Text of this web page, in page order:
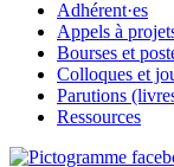
Adhérent·es
Appels à
Bourses et
Colloques et
Parutions
Ressources